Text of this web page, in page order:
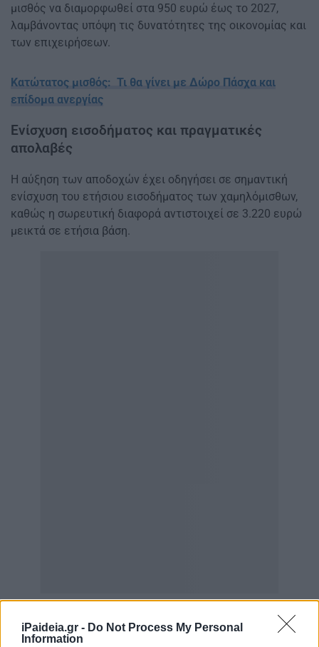
iPaideia.gr - Do Not Process My Personal
Information
μισθός να διαμορφωθεί στα 950 ευρώ έως το 2027,
λαμβάνοντας υπόψη τις δυνατότητες της οικονομίας και
των επιχειρήσεων.
Κατώτατος μισθός: Τι θα γίνει με Δώρο Πάσχα και
επίδομα ανεργίας
Ενίσχυση εισοδήματος και πραγματικές
απολαβές
Η αύξηση των αποδοχών έχει οδηγήσει σε σημαντική
ενίσχυση του ετήσιου εισοδήματος των χαμηλόμισθων,
καθώς η σωρευτική διαφορά αντιστοιχεί σε 3.220 ευρώ
μεικτά σε ετήσια βάση.